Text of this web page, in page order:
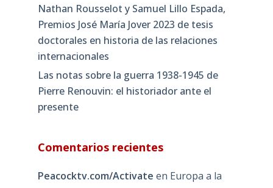
Nathan Rousselot y Samuel Lillo Espada,
Premios José María Jover 2023 de tesis
doctorales en historia de las relaciones
internacionales
Las notas sobre la guerra 1938-1945 de
Pierre Renouvin: el historiador ante el
presente
Comentarios recientes
Peacocktv.com/Activate en Europa a la